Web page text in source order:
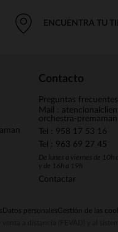
ENCUENTRA TU
Contacto
Preguntas frecuentes
Mail :
orchestra-
Tel : 958 17 53 16
Tel : 963 69 27 45
De lunes a viernes de 10h
y de 16h a 19h
Contactar
Datos personalesGestión de las